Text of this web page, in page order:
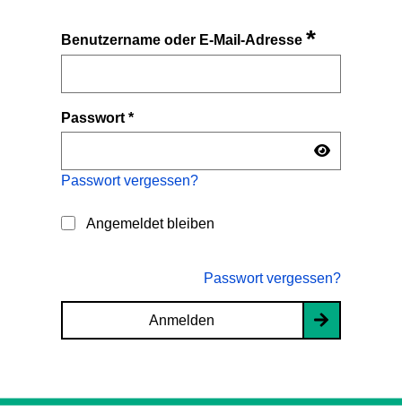
Benutzername oder E-Mail-Adresse*
Passwort*
Passwort vergessen?
Angemeldet bleiben
Passwort vergessen?
Anmelden